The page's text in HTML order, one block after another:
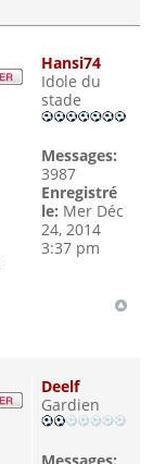
Hansi74
Idole du
stade
Messages:
3987
Enregistré
le: Mer Déc
24, 2014
3:37 pm
Deelf
Gardien